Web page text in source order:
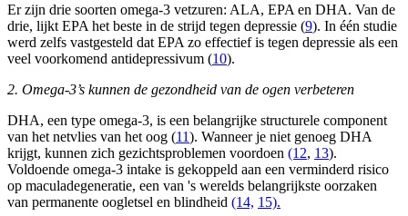
Er zijn drie soorten omega-3 vetzuren: ALA, EPA en DHA. Van de
drie, lijkt EPA het beste in de strijd tegen depressie (9). In één studie
werd zelfs vastgesteld dat EPA zo effectief is tegen depressie als een
veel voorkomend antidepressivum (10).
2. Omega-3’s kunnen de gezondheid van de ogen verbeteren
DHA, een type omega-3, is een belangrijke structurele component
van het netvlies van het oog (11). Wanneer je niet genoeg DHA
krijgt, kunnen zich gezichtsproblemen voordoen (12, 13).
Voldoende omega-3 intake is gekoppeld aan een verminderd risico
op maculadegeneratie, een van 's werelds belangrijkste oorzaken
van permanente oogletsel en blindheid (14, 15).